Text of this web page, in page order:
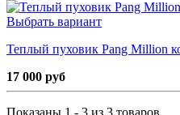
Выбрать вариант
Теплый пуховик Pang Million
17 000 руб
Показаны 1 - 3 из 3 товаров